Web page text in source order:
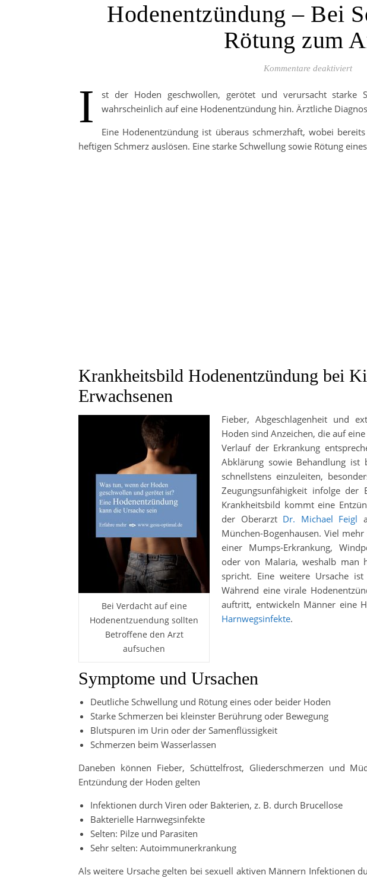
Hodenentzündung – Bei
Rötung zum
Kommentare deaktiviertfür
I
st der Hoden geschwollen, gerötet und verursacht starke
wahrscheinlich auf eine Hodenentzündung hin. Ärztliche
Eine Hodenentzündung ist überaus schmerzhaft, wobei
heftigen Schmerz auslösen. Eine starke Schwellung sowie Rötung
Krankheitsbild Hodenentzündung bei
Erwachsenen
Bei Verdacht auf eine
Hodenentzuendung sollten
Betroffene den Arzt
aufsuchen
Fieber, Abgeschlagenheit und
Hoden sind Anzeichen, die auf
Verlauf der Erkrankung
Abklärung sowie Behandlung ist
schnellstens einzuleiten,
Zeugungsunfähigkeit infolge der
Krankheitsbild kommt eine
der Oberarzt Dr. Michael Feigl
München-Bogenhausen. Viel
einer Mumps-Erkrankung,
oder von Malaria, weshalb man
spricht. Eine weitere Ursache
Während eine virale
auftritt, entwickeln Männer eine
Harnwegsinfekte.
Symptome und Ursachen
Deutliche Schwellung und Rötung eines oder beider Hoden
Starke Schmerzen bei kleinster Berührung oder Bewegung
Blutspuren im Urin oder der Samenflüssigkeit
Schmerzen beim Wasserlassen
Daneben können Fieber, Schüttelfrost, Gliederschmerzen und
Entzündung der Hoden gelten
Infektionen durch Viren oder Bakterien, z. B. durch Brucellose
Bakterielle Harnwegsinfekte
Selten: Pilze und Parasiten
Sehr selten: Autoimmunerkrankung
Als weitere Ursache gelten bei sexuell aktiven Männern Infektionen